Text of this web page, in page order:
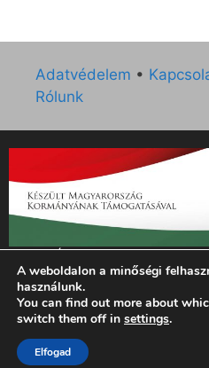
Adatvédelem •
Rólunk
„Az Új Ember katolikus
támogatását az EGYH-
szerződés keretében 3 000
Emberi
© 2026 Magyar Kurír - Új
A weboldalon a minőségi
használunk.
You can find out more about
switch them off in settings.
Elfogad